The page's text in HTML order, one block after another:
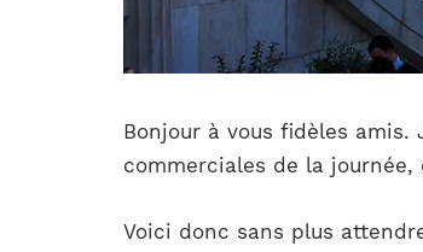
Bonjour à vous fidèles amis.
commerciales de la
Voici donc sans plus